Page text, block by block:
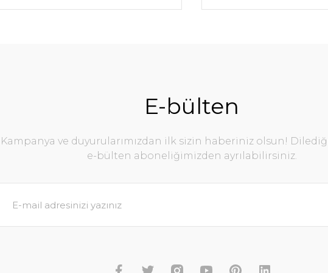
E-bülten
Kampanya ve duyurularımızdan ilk sizin haberiniz olsun!
e-bülten aboneliğimizden ayrılabilirsiniz.